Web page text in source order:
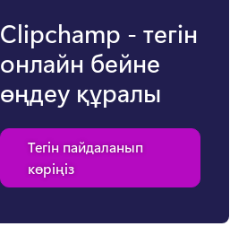
Clipchamp - тегін
онлайн бейне
өңдеу құралы
Тегін пайдаланып
көріңіз